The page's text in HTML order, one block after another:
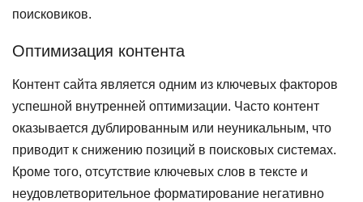
поисковиков.
Оптимизация контента
Контент сайта является одним из ключевых факторов
успешной внутренней оптимизации. Часто контент
оказывается дублированным или неуникальным, что
приводит к снижению позиций в поисковых системах.
Кроме того, отсутствие ключевых слов в тексте и
неудовлетворительное форматирование негативно